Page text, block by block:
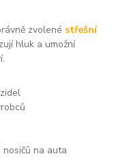
zvolené střešní
hluk a umožní
na auta